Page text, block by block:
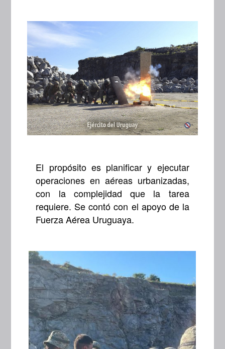
El propósito es planificar y ejecutar
operaciones en aéreas urbanizadas,
con la complejidad que la tarea
requiere. Se contó con el apoyo de la
Fuerza Aérea Uruguaya.